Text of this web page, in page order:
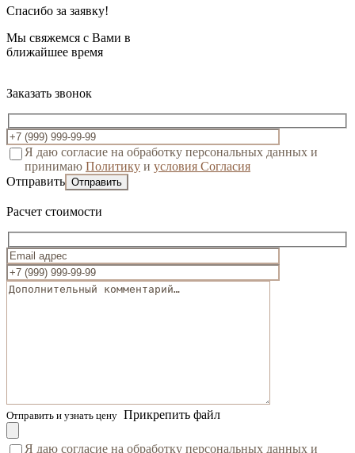
Спасибо за заявку!
Мы свяжемся с Вами в
ближайшее время
Заказать звонок
Я даю согласие на обработку персональных данных и
принимаю Политику и условия Согласия
Отправить
Расчет стоимости
Отправить и узнать цену Прикрепить файл
Я даю согласие на обработку персональных данных и